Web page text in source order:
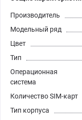
Производитель
Модельный ряд
Цвет
Тип
Операционная
система
Количество SIM-карт
Тип корпуса